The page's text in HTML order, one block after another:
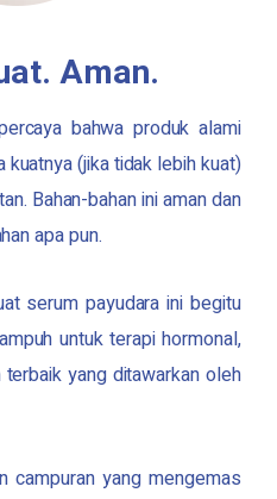
Aman.
bahwa produk alami
(jika tidak lebih kuat)
Bahan-bahan ini aman dan
apa pun.
serum payudara ini begitu
untuk terapi hormonal,
yang ditawarkan oleh
campuran yang mengemas